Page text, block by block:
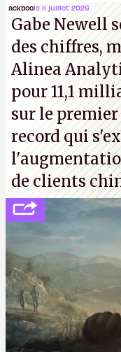
travaillé sur cet
d'Ubisoft
ackboole 11 juillet 2026
Gabe Newell
des chiffres,
Alinea
pour 11,1
sur le premier
record qui
de clients